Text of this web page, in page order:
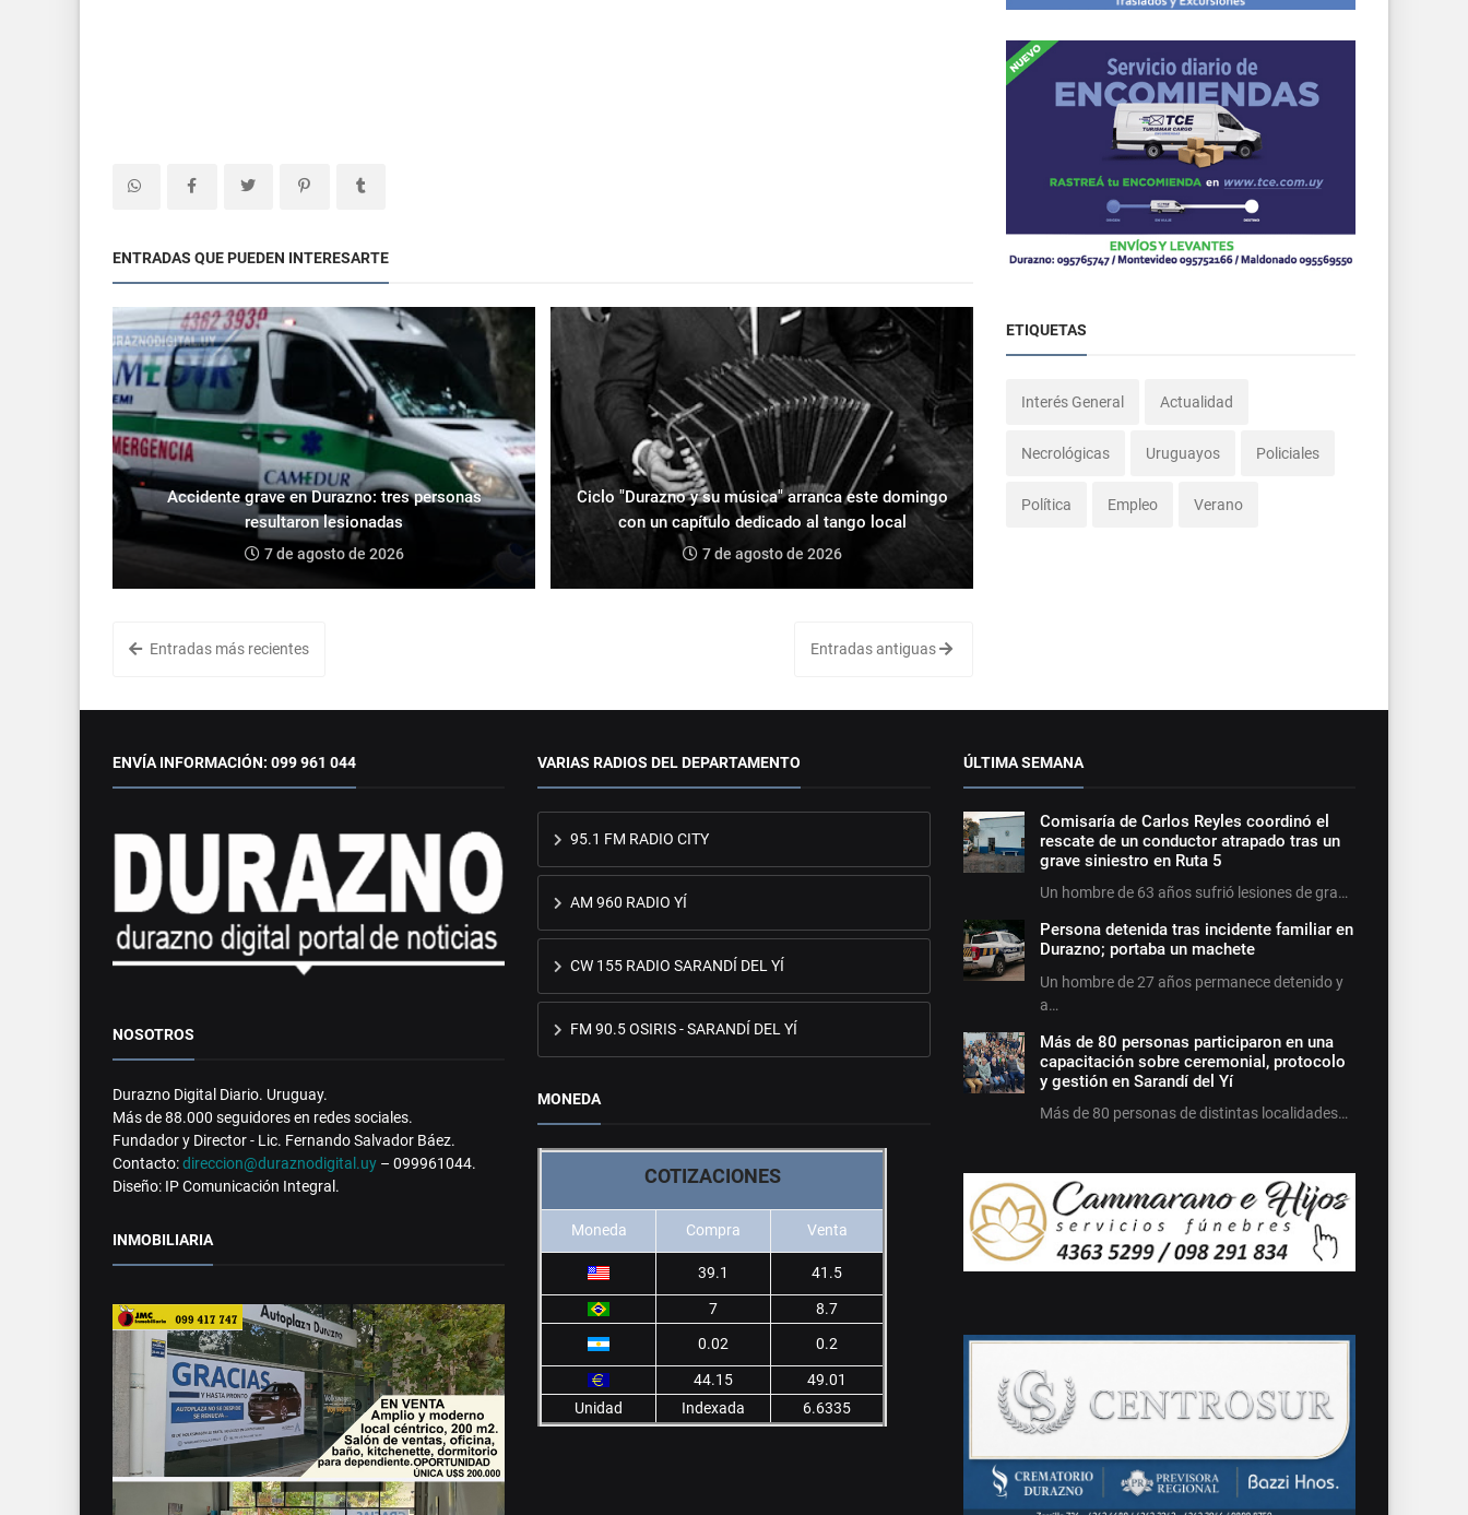
ENTRADAS QUE PUEDEN INTERESARTE
Accidente grave en Durazno: tres personas
resultaron lesionadas
7 de agosto de 2026
Ciclo "Durazno y su música" arranca este domingo
con un capítulo dedicado al tango local
7 de agosto de 2026
Entradas más recientes Entradas antiguas
ETIQUETAS
Interés General Actualidad
Necrológicas Uruguayos Policiales
Política Empleo Verano
ENVÍA INFORMACIÓN: 099 961 044
NOSOTROS
Durazno Digital Diario. Uruguay.
Más de 88.000 seguidores en redes sociales.
Fundador y Director - Lic. Fernando Salvador Báez.
Contacto:direccion@duraznodigital.uy – 099961044.
Diseño: IP Comunicación Integral.
INMOBILIARIA
VARIAS RADIOS DEL DEPARTAMENTO
95.1 FM RADIO CITY
AM 960 RADIO YÍ
CW 155 RADIO SARANDÍ DEL YÍ
FM 90.5 OSIRIS - SARANDÍ DEL YÍ
MONEDA
COTIZACIONES
Moneda Compra Venta
39.1 41.5
7
8.7
0.02
0.2
44.15
49.01
Unidad
Indexada 6.6335
ÚLTIMA SEMANA
Comisaría de Carlos Reyles coordinó el
rescate de un conductor atrapado tras un
grave siniestro en Ruta 5
Un hombre de 63 años sufrió lesiones de gra…
Persona detenida tras incidente familiar en
Durazno; portaba un machete
Un hombre de 27 años permanece detenido y
a…
Más de 80 personas participaron en una
capacitación sobre ceremonial, protocolo
y gestión en Sarandí del Yí
Más de 80 personas de distintas localidades…